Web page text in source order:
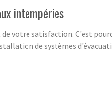
intempéries
votre satisfaction. C'est
de systèmes